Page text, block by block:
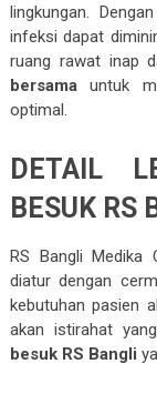
lingkungan.
infeksi dapat
ruang rawat inap
bersamauntuk
optimal.
DETAIL
BESUK RS
RS Bangli Medika
diatur dengan
kebutuhan pasien
akan istirahat
besuk RS Bangli